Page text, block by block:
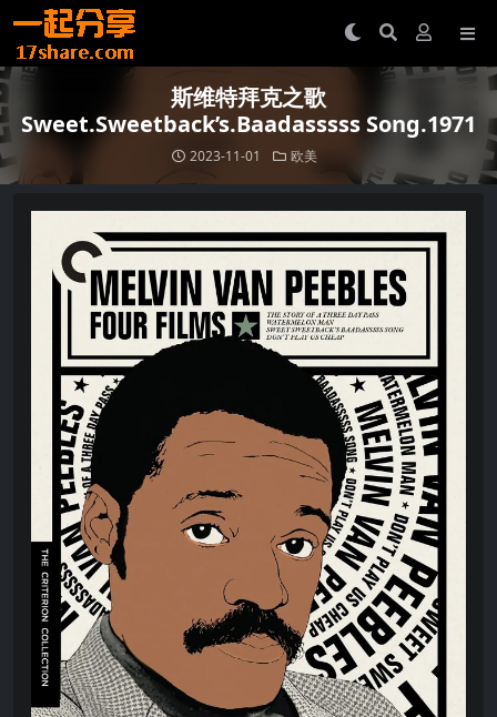
斯维特拜克之歌
Sweet.Sweetback’s.Baadasssss Song.1971
2023-11-01 欧美